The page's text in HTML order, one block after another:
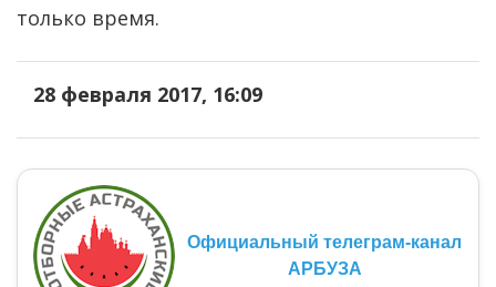
только время.
28 февраля 2017, 16:09
Официальный телеграм-канал
АРБУЗА